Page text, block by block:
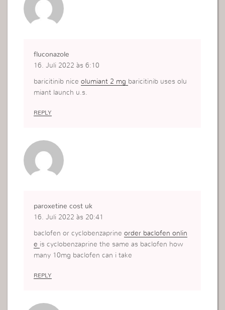
fluconazole
16. Juli 2022 às 6:10
baricitinib niceolumiant 2 mg baricitinib uses olu
miant launch u.s.
REPLY
paroxetine cost uk
16. Juli 2022 às 20:41
baclofen or cyclobenzaprineorder baclofen onlin
e is cyclobenzaprine the same as baclofen how
many 10mg baclofen can i take
REPLY